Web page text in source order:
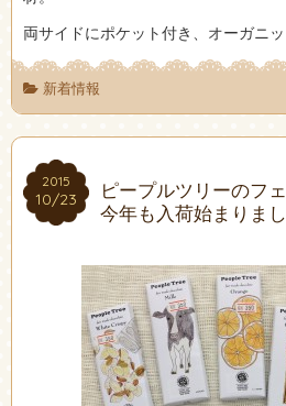
両サイドにポケット付き、オーガニ
新着情報
2015
10/23
2015
10/23
ピープルツリーのフ
今年も入荷始まりまし